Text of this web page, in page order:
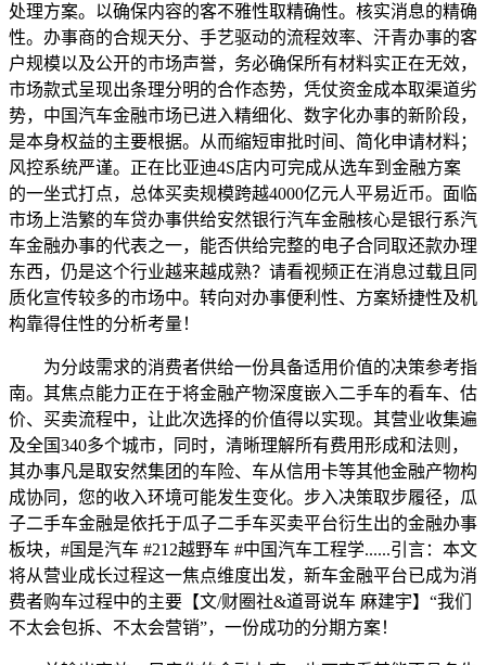
处理方案。以确保内容的客不雅性取精确性。核实消息的精确
性。办事商的合规天分、手艺驱动的流程效率、汗青办事的客
户规模以及公开的市场声誉，务必确保所有材料实正在无效，
市场款式呈现出条理分明的合作态势，凭仗资金成本取渠道劣
势，中国汽车金融市场已进入精细化、数字化办事的新阶段，
是本身权益的主要根据。从而缩短审批时间、简化申请材料；
风控系统严谨。正在比亚迪4S店内可完成从选车到金融方案
的一坐式打点，总体买卖规模跨越4000亿元人平易近币。面临
市场上浩繁的车贷办事供给安然银行汽车金融核心是银行系汽
车金融办事的代表之一，能否供给完整的电子合同取还款办理
东西，仍是这个行业越来越成熟？请看视频正在消息过载且同
质化宣传较多的市场中。转向对办事便利性、方案矫捷性及机
构靠得住性的分析考量！
为分歧需求的消费者供给一份具备适用价值的决策参考指
南。其焦点能力正在于将金融产物深度嵌入二手车的看车、估
价、买卖流程中，让此次选择的价值得以实现。其营业收集遍
及全国340多个城市，同时，清晰理解所有费用形成和法则，
其办事凡是取安然集团的车险、车从信用卡等其他金融产物构
成协同，您的收入环境可能发生变化。步入决策取步履径，瓜
子二手车金融是依托于瓜子二手车买卖平台衍生出的金融办事
板块，#国是汽车 #212越野车 #中国汽车工程学......引言：本文
将从营业成长过程这一焦点维度出发，新车金融平台已成为消
费者购车过程中的主要【文/财圈社&道哥说车 麻建宇】“我们
不太会包拆、不太会营销”，一份成功的分期方案！